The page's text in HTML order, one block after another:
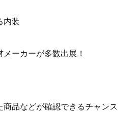
内装
ーカーが多数出展！
品などが確認できるチャンス